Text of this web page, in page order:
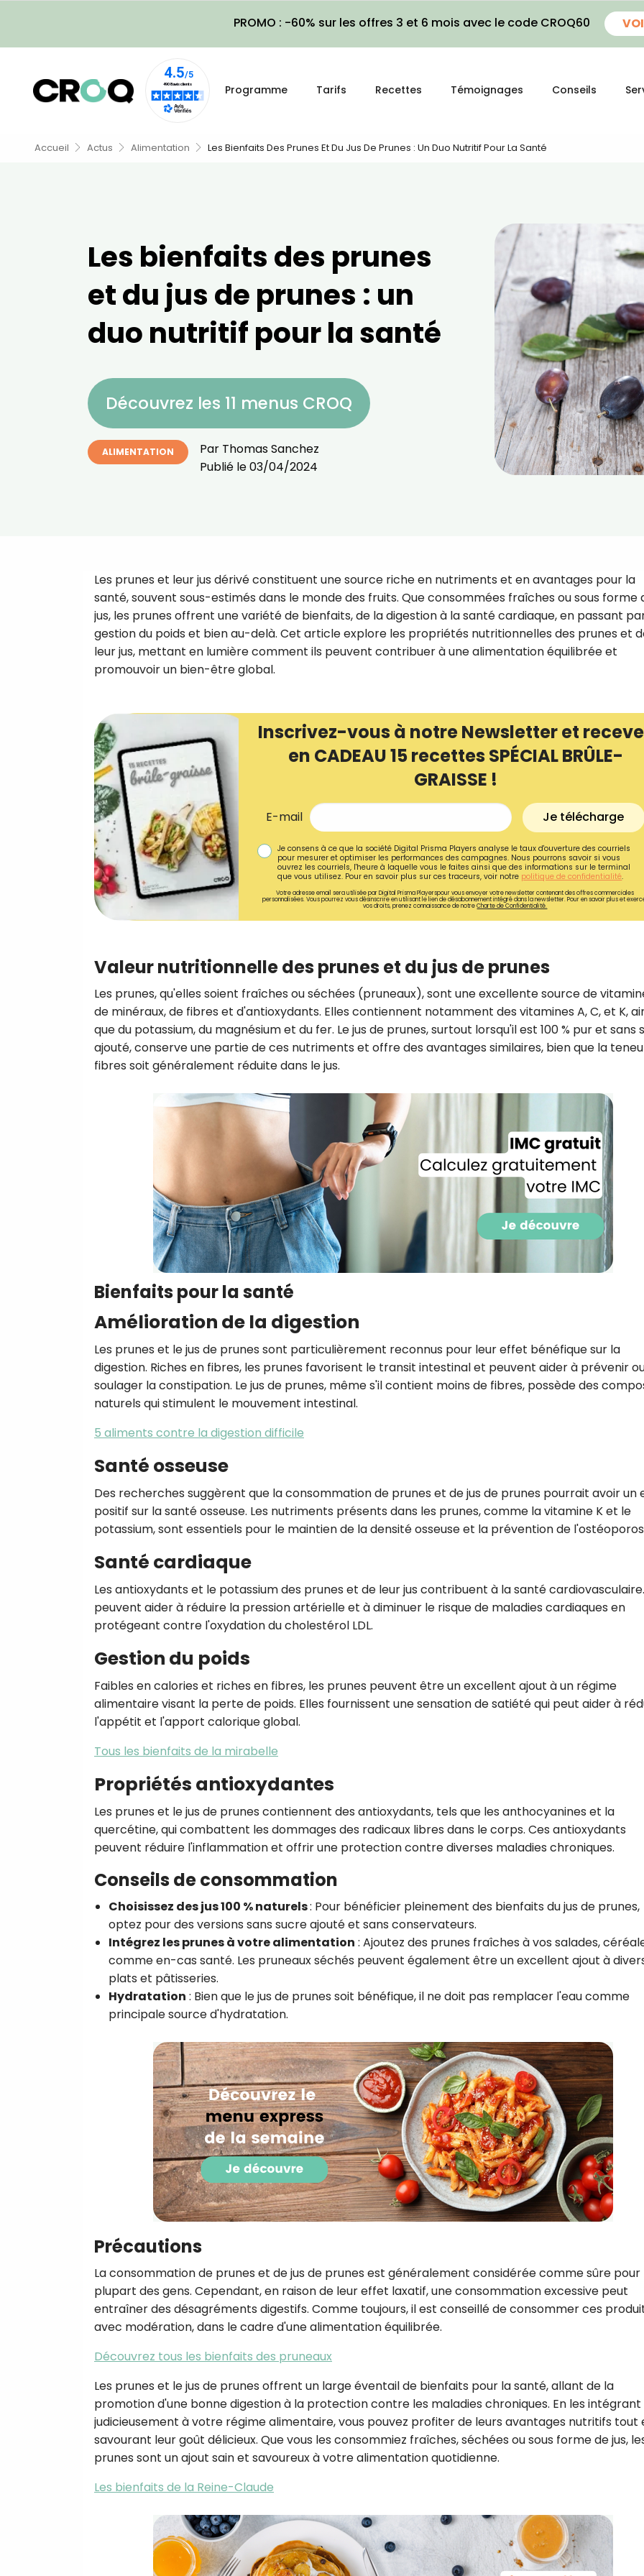
PROMO : -60% sur les offres 3 et 6 mois avec le code CROQ60
Programme Tarifs Recettes Témoignages Conseils
Accueil Actus Alimentation Les Bienfaits Des Prunes Et Du Jus De Prunes : Un Duo Nutritif Pour La Santé
Les bienfaits des prunes
et du jus de prunes : un
duo nutritif pour la santé
Découvrez les 11 menus CROQ
ALIMENTATION Par Thomas Sanchez
Publié le03/04/2024
Les prunes et leur jus dérivé constituent une source riche en nutriments et en avantages pour la
santé, souvent sous-estimés dans le monde des fruits. Que consommées fraîches ou sous forme
jus, les prunes offrent une variété de bienfaits, de la digestion à la santé cardiaque, en passant
gestion du poids et bien au-delà. Cet article explore les propriétés nutritionnelles des prunes et
leur jus, mettant en lumière comment ils peuvent contribuer à une alimentation équilibrée et
promouvoir un bien-être global.
Inscrivez-vous à notre Newsletter et
en CADEAU 15 recettes SPÉCIAL BRÛLE-
GRAISSE !
E-mail Je télécharge
Je consens à ce que la société Digital Prisma Players analyse le taux d'ouverture des courriels
pour mesurer et optimiser les performances des campagnes. Nous pourrons savoir si vous
ouvrez les courriels, l'heure à laquelle vous le faites ainsi que des informations sur le terminal
que vous utilisez. Pour en savoir plus sur ces traceurs, voir notre politique de confidentialité.
Votre adresse email sera utilisée par Digital Prisma Playerspour vous envoyer votre newsletter contenant des offres commerciales
personnalisées. Vous pourrez vous désinscrire en utilisant le lien de désabonnement intégré dans la newsletter. Pour en savoir plus et
vos droits, prenez connaissance de notreCharte de Confidentialité.
Valeur nutritionnelle des prunes et du jus de prunes
Les prunes, qu'elles soient fraîches ou séchées (pruneaux), sont une excellente source de
de minéraux, de fibres et d'antioxydants. Elles contiennent notamment des vitamines A, C, et K,
que du potassium, du magnésium et du fer. Le jus de prunes, surtout lorsqu'il est 100 % pur et sans
ajouté, conserve une partie de ces nutriments et offre des avantages similaires, bien que la
fibres soit généralement réduite dans le jus.
Bienfaits pour la santé
Amélioration de la digestion
Les prunes et le jus de prunes sont particulièrement reconnus pour leur effet bénéfique sur la
digestion. Riches en fibres, les prunes favorisent le transit intestinal et peuvent aider à prévenir
soulager la constipation. Le jus de prunes, même s'il contient moins de fibres, possède des
naturels qui stimulent le mouvement intestinal.
5 aliments contre la digestion difficile
Santé osseuse
Des recherches suggèrent que la consommation de prunes et de jus de prunes pourrait avoir un
positif sur la santé osseuse. Les nutriments présents dans les prunes, comme la vitamine K et le
potassium, sont essentiels pour le maintien de la densité osseuse et la prévention de
Santé cardiaque
Les antioxydants et le potassium des prunes et de leur jus contribuent à la santé
peuvent aider à réduire la pression artérielle et à diminuer le risque de maladies cardiaques en
protégeant contre l'oxydation du cholestérol LDL.
Gestion du poids
Faibles en calories et riches en fibres, les prunes peuvent être un excellent ajout à un régime
alimentaire visant la perte de poids. Elles fournissent une sensation de satiété qui peut aider à
l'appétit et l'apport calorique global.
Tous les bienfaits de la mirabelle
Propriétés antioxydantes
Les prunes et le jus de prunes contiennent des antioxydants, tels que les anthocyanines et la
quercétine, qui combattent les dommages des radicaux libres dans le corps. Ces antioxydants
peuvent réduire l'inflammation et offrir une protection contre diverses maladies chroniques.
Conseils de consommation
Choisissez des jus 100 % naturels: Pour bénéficier pleinement des bienfaits du jus de prunes,
optez pour des versions sans sucre ajouté et sans conservateurs.
Intégrez les prunes à votre alimentation : Ajoutez des prunes fraîches à vos salades,
comme en-cas santé. Les pruneaux séchés peuvent également être un excellent ajout à
plats et pâtisseries.
Hydratation : Bien que le jus de prunes soit bénéfique, il ne doit pas remplacer l'eau comme
principale source d'hydratation.
Précautions
La consommation de prunes et de jus de prunes est généralement considérée comme sûre pour
plupart des gens. Cependant, en raison de leur effet laxatif, une consommation excessive peut
entraîner des désagréments digestifs. Comme toujours, il est conseillé de consommer ces
avec modération, dans le cadre d'une alimentation équilibrée.
Découvrez tous les bienfaits des pruneaux
Les prunes et le jus de prunes offrent un large éventail de bienfaits pour la santé, allant de la
promotion d'une bonne digestion à la protection contre les maladies chroniques. En les intégrant
judicieusement à votre régime alimentaire, vous pouvez profiter de leurs avantages nutritifs tout
savourant leur goût délicieux. Que vous les consommiez fraîches, séchées ou sous forme de jus,
prunes sont un ajout sain et savoureux à votre alimentation quotidienne.
Les bienfaits de la Reine-Claude
Recevez
recettes inédites de
Je consens à ce que la société
Prisma Players analyse le taux
des courriels pour mesurer et
Je reçois mon cadeau !